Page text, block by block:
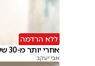
ללא הרדמה
אחרי יותר מ-30 שעות: האריות הגיעו לאפריקה. צפו
אבי יעקב